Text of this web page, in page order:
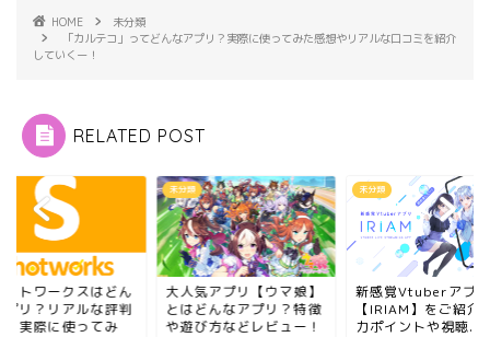
HOME
未分類
「カルテコ」ってどんなアプリ？実際に使ってみた感想やリアルな口コミを紹介
していくー！
RELATED POST
ットワークスはどん
プリ？リアルな評判
？実際に使ってみ
未分類
大人気アプリ【ウマ娘】
とはどんなアプリ？特徴
や遊び方などレビュー！
未分類
新感覚Vtuberアプリ
【IRIAM】をご紹介
力ポイントや視聴...